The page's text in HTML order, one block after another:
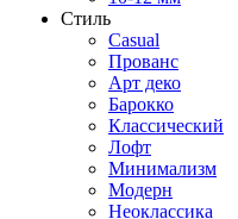
Стиль
Casual
Прованс
Арт деко
Барокко
Классический
Лофт
Минимализм
Модерн
Неоклассика